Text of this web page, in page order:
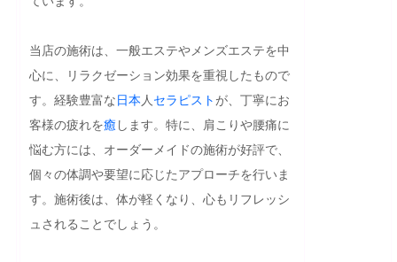
当店の施術は、一般エステやメンズエステを中
心に、リラクゼーション効果を重視したもので
す。経験豊富な日本 人 セラピスト が、丁寧にお
客様の疲れを癒 します。特に、肩こりや腰痛に
悩む方には、オーダーメイドの施術が好評で、
個々の体調や要望に応じたアプローチを行いま
す。施術後は、体が軽くなり、心もリフレッシ
ュされることでしょう。